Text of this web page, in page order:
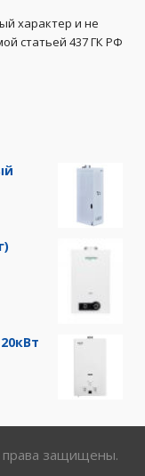
характер и не
статьей 437 ГК РФ
права защищены.